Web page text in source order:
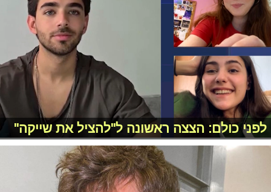
לפני כולם: הצצה ראשונה ל"להציל את שייקה"